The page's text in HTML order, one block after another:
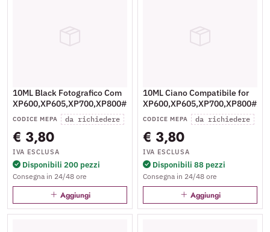
10ML Black Fotografico Com
XP600,XP605,XP700,XP800#26XL
CODICE MEPA da richiedere
€ 3,80
IVA ESCLUSA
Disponibili 200 pezzi
Consegna in 24/48 ore
Aggiungi
10ML Ciano Compatibile for
CODICE MEPA da richiedere
€ 3,80
IVA ESCLUSA
Disponibili 88 pezzi
Consegna in 24/48 ore
Aggiungi